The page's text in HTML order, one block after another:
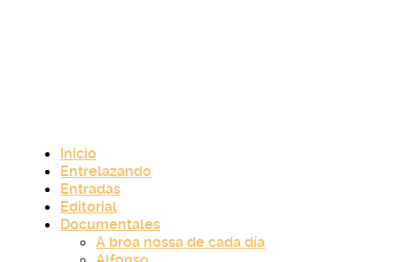
Inicio
Entrelazando
Entradas
Editorial
Documentales
A broa nossa de cada día